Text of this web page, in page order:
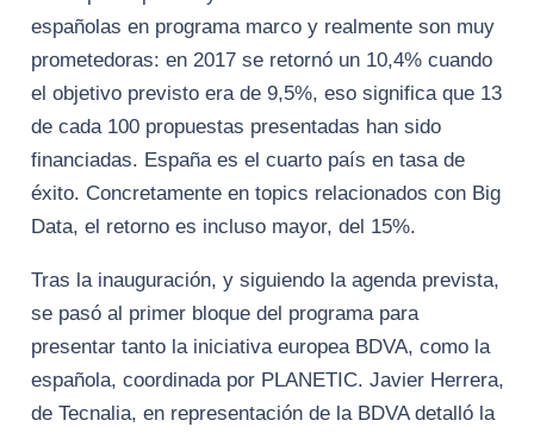
españolas en programa marco y realmente son muy
prometedoras: en 2017 se retornó un 10,4% cuando
el objetivo previsto era de 9,5%, eso significa que 13
de cada 100 propuestas presentadas han sido
financiadas. España es el cuarto país en tasa de
éxito. Concretamente en topics relacionados con Big
Data, el retorno es incluso mayor, del 15%.
Tras la inauguración, y siguiendo la agenda prevista,
se pasó al primer bloque del programa para
presentar tanto la iniciativa europea BDVA, como la
española, coordinada por PLANETIC. Javier Herrera,
de Tecnalia, en representación de la BDVA detalló la